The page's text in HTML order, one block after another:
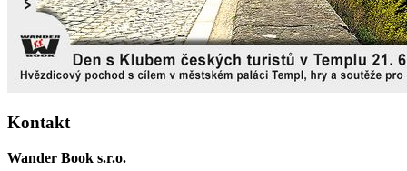
Kontakt
Wander Book s.r.o.